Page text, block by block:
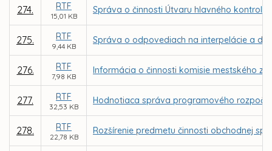
274. RTF
15,01 KB
Správa o činnosti Útvaru hlavného
275. RTF
9,44 KB
Správa o odpovediach na interpelácie a
276. RTF
7,98 KB
Informácia o činnosti komisie mestského
277. RTF
32,53 KB
Hodnotiaca správa programového
278. RTF
22,78 KB
Rozšírenie predmetu činnosti obchodnej